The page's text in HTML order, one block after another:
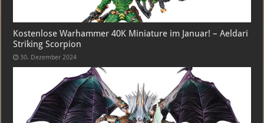
Kostenlose Warhammer 40K Miniature im Januar! – Aeldari
Striking Scorpion
30. Dezember 2024